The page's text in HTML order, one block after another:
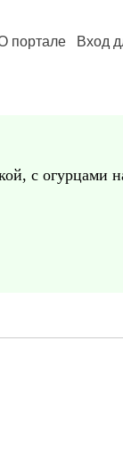
портале Вход
с огурцами